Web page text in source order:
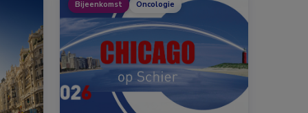
Bijeenkomst Oncologie